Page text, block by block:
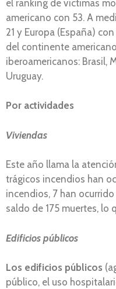
el ranking de víctimas
americano con 53. A
21 y Europa (España)
del continente
iberoamericanos: Brasil,
Uruguay.
Por actividades
Viviendas
Este año llama la
trágicos incendios han
incendios, 7 han
saldo de 175 muertes,
Edificios públicos
Los edificios públicos
público, el uso